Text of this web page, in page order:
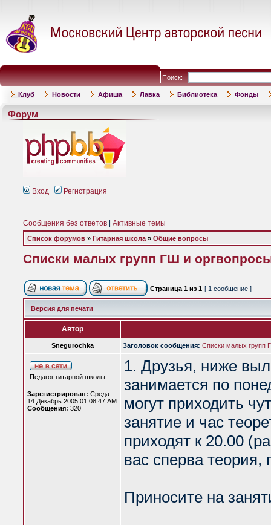
Поиск:
Клуб Новости Афиша Лавка Библиотека Фонды
Форум
Вход Регистрация
Сообщения без ответов Активные темы
Список форумов » Гитарная школа » Общие вопросы
Списки малых групп ГШ и
Страница 1 из 1 [ 1 сообщение ]
Версия для печати
Автор
Snegurochka Заголовок сообщения: Списки малых групп
Педагог гитарной школы
Зарегистрирован: Среда
14 Декабрь 2005 01:08:47 AM
Сообщения: 320
1. Друзья, ниже
занимается по
могут приходить
занятие и час
приходят к 20.00
вас сперва теория,
Приносите на